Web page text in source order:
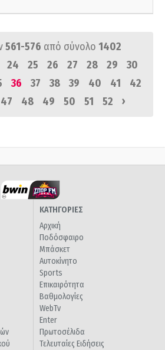
561-576 από σύνολο 1402
24 25 26 27 28 29
30
36 37 38 39 40 41
42
47 48 49 50 51 52 ›
ΚΑΤΗΓΟΡΙΕΣ
Αρχική
Ποδόσφαιρο
Μπάσκετ
Αυτοκίνητο
Sports
Επικαιρότητα
Βαθμολογίες
WebTv
Enter
Πρωτοσέλιδα
Τελευταίες Ειδήσεις